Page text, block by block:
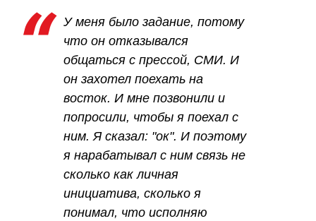
У меня было задание, потому
что он отказывался
общаться с прессой, СМИ. И
он захотел поехать на
восток. И мне позвонили и
попросили, чтобы я поехал с
ним. Я сказал: "ок". И поэтому
я нарабатывал с ним связь не
сколько как личная
инициатива, сколько я
понимал, что исполняю